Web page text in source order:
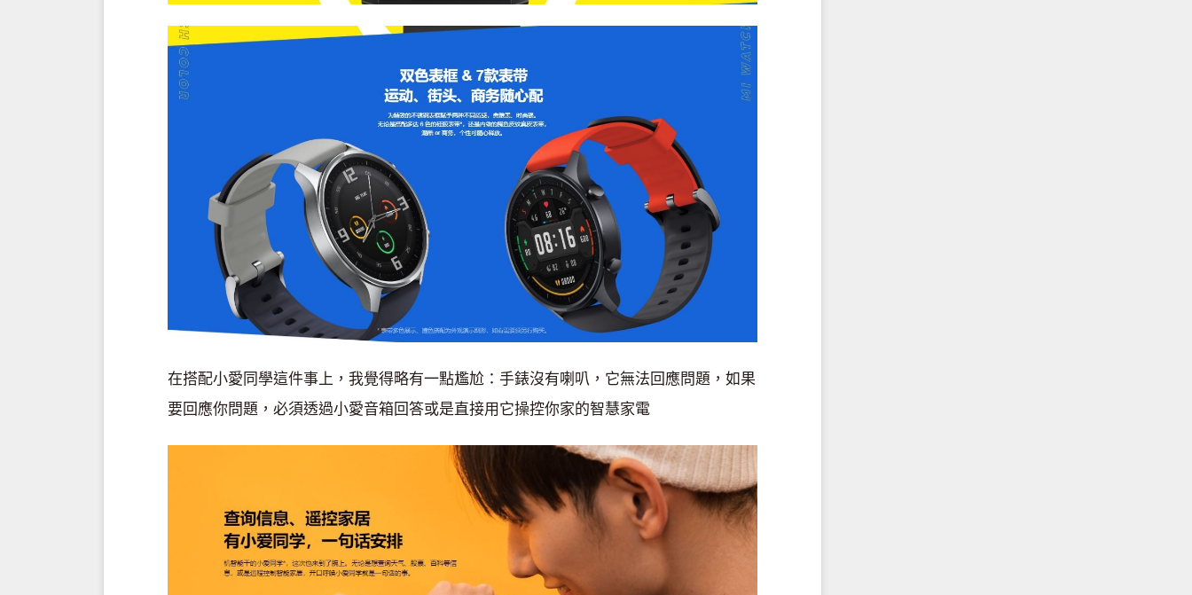
在搭配小愛同學這件事上，我覺得略有一點尷尬：手錶沒有喇叭，它無法回應問題，如果
要回應你問題，必須透過小愛音箱回答或是直接用它操控你家的智慧家電